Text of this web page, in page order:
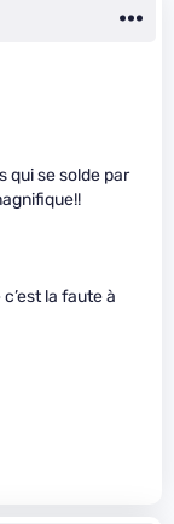
qui se solde par
la faute à